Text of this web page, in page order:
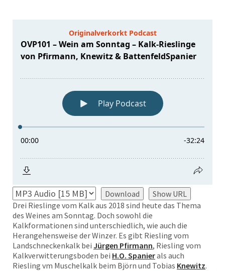
Download
Show URL
Drei Rieslinge vom Kalk aus 2018 sind heute das Thema
des Weines am Sonntag. Doch sowohl die
Kalkformationen sind unterschiedlich, wie auch die
Herangehensweise der Winzer. Es gibt Riesling vom
Landschneckenkalk bei Jürgen Pfirmann, Riesling vom
Kalkverwitterungsboden bei H.O. Spanierals auch
Riesling vm Muschelkalk beim Björn und Tobias Knewitz.